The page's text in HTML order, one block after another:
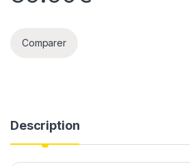
Comparer
Description